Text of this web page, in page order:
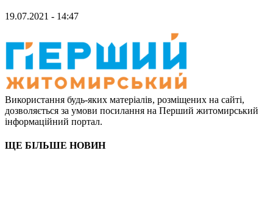
19.07.2021 - 14:47
Використання будь-яких матеріалів, розміщених на сайті,
дозволяється за умови посилання на Перший житомирський
інформаційний портал.
ЩЕ БІЛЬШЕ НОВИН